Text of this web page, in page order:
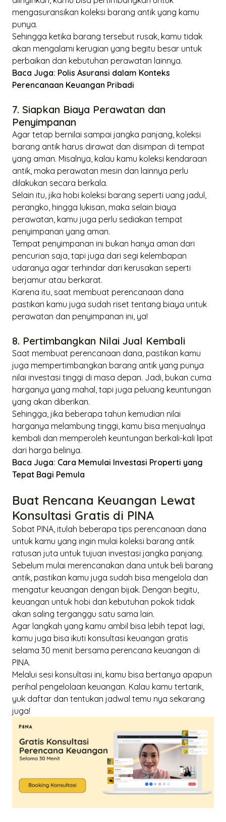
mengasuransikan koleksi barang antik yang kamu
punya.
Sehingga ketika barang tersebut rusak, kamu tidak
akan mengalami kerugian yang begitu besar untuk
perbaikan dan kebutuhan perawatan lainnya.
Baca Juga: Polis Asuransi dalam Konteks
Perencanaan Keuangan Pribadi
7. Siapkan Biaya Perawatan dan
Penyimpanan
Agar tetap bernilai sampai jangka panjang, koleksi
barang antik harus dirawat dan disimpan di tempat
yang aman. Misalnya, kalau kamu koleksi kendaraan
antik, maka perawatan mesin dan lainnya perlu
dilakukan secara berkala.
Selain itu, jika hobi koleksi barang seperti uang jadul,
perangko, hingga lukisan, maka selain biaya
perawatan, kamu juga perlu sediakan tempat
penyimpanan yang aman.
Tempat penyimpanan ini bukan hanya aman dari
pencurian saja, tapi juga dari segi kelembapan
udaranya agar terhindar dari kerusakan seperti
berjamur atau berkarat.
Karena itu, saat membuat perencanaan dana
pastikan kamu juga sudah riset tentang biaya untuk
perawatan dan penyimpanan ini, ya!
8. Pertimbangkan Nilai Jual Kembali
Saat membuat perencanaan dana, pastikan kamu
juga mempertimbangkan barang antik yang punya
nilai investasi tinggi di masa depan. Jadi, bukan cuma
harganya yang mahal, tapi juga peluang keuntungan
yang akan diberikan.
Sehingga, jika beberapa tahun kemudian nilai
harganya melambung tinggi, kamu bisa menjualnya
kembali dan memperoleh keuntungan berkali-kali lipat
dari harga belinya.
Baca Juga: Cara Memulai Investasi Properti yang
Tepat Bagi Pemula
Buat Rencana Keuangan Lewat
Konsultasi Gratis di PINA
Sobat PINA, itulah beberapa tips perencanaan dana
untuk kamu yang ingin mulai koleksi barang antik
ratusan juta untuk tujuan investasi jangka panjang.
Sebelum mulai merencanakan dana untuk beli barang
antik, pastikan kamu juga sudah bisa mengelola dan
mengatur keuangan dengan bijak. Dengan begitu,
keuangan untuk hobi dan kebutuhan pokok tidak
akan saling terganggu satu sama lain.
Agar langkah yang kamu ambil bisa lebih tepat lagi,
kamu juga bisa ikuti konsultasi keuangan gratis
selama 30 menit bersama perencana keuangan di
PINA.
Melalui sesi konsultasi ini, kamu bisa bertanya apapun
perihal pengelolaan keuangan. Kalau kamu tertarik,
yuk daftar dan tentukan jadwal temu nya sekarang
juga!